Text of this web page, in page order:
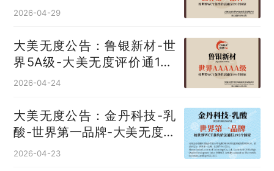
无度评价通193国
2026-04-29
大美无度公告：鲁银新材-世
界5A级-大美无度评价通193
国
2026-04-24
大美无度公告：金丹科技-乳
酸‌-世界第一品牌-大美无度评
价通193国
2026-04-23